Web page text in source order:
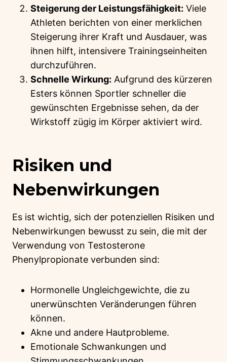
Steigerung der Leistungsfähigkeit: Viele
Athleten berichten von einer merklichen
Steigerung ihrer Kraft und Ausdauer, was
ihnen hilft, intensivere Trainingseinheiten
durchzuführen.
Schnelle Wirkung: Aufgrund des kürzeren
Esters können Sportler schneller die
gewünschten Ergebnisse sehen, da der
Wirkstoff zügig im Körper aktiviert wird.
Risiken und
Nebenwirkungen
Es ist wichtig, sich der potenziellen Risiken und
Nebenwirkungen bewusst zu sein, die mit der
Verwendung von Testosterone
Phenylpropionate verbunden sind:
Hormonelle Ungleichgewichte, die zu
unerwünschten Veränderungen führen
können.
Akne und andere Hautprobleme.
Emotionale Schwankungen und